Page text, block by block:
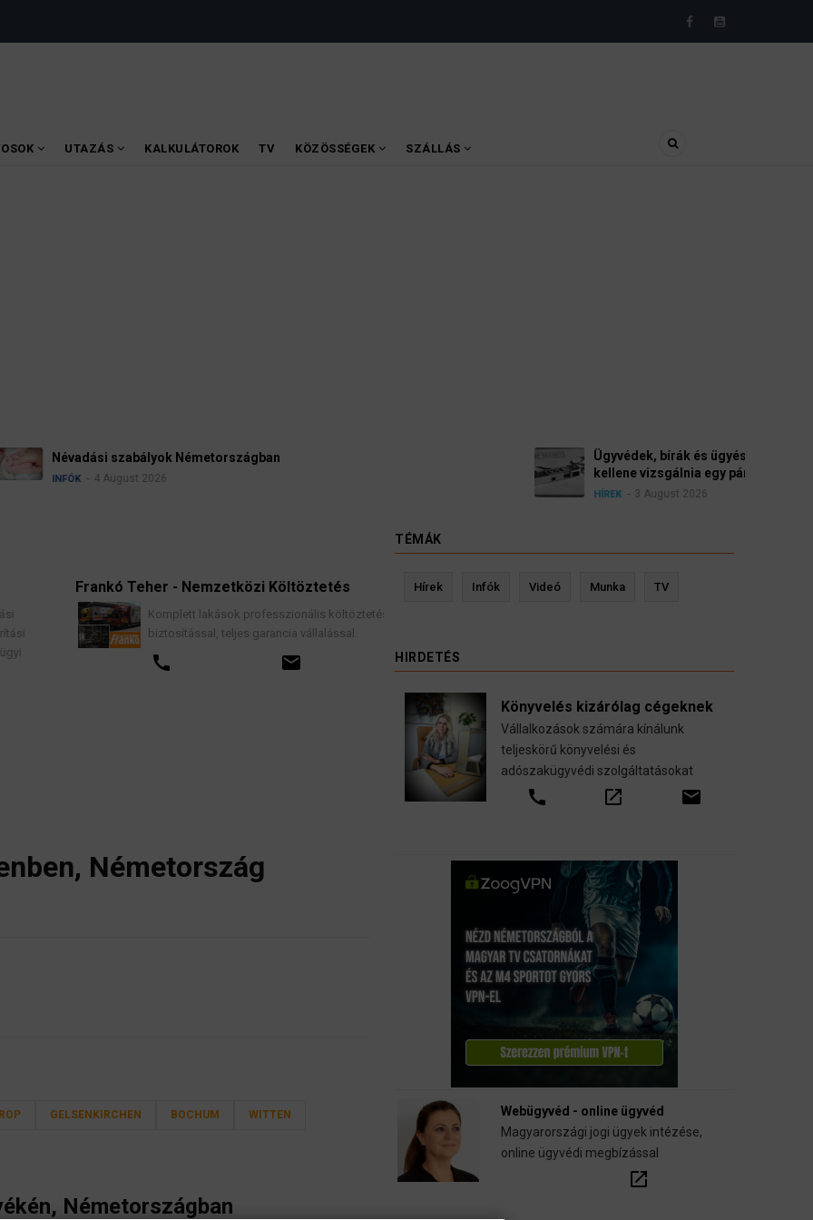
UTAZÁS KALKULÁTOROK TV KÖZÖSSÉGEK SZÁLLÁS
Ügyvédek, bírák és ügyészek szerint a német politikának mielőbb meg
kellene vizsgálnia egy pártbetiltási eljárás elindítását.
Frankó Teher - Nemzetközi Költöztetés
Komplett lakások professzionális költöztetése
biztosítással, teljes garancia vállalással.
Kevin Ressler biztosítási szakértő
Németország
GELSENKIRCHEN BOCHUM WITTEN
Németországban
TÉMÁK
Hírek Infók Videó Munka TV
HIRDETÉS
Könyvelés kizárólag cégeknek
Vállalkozások számára kínálunk
teljeskörű könyvelési és
adószakügyvédi szolgáltatásokat
call open_in_new email
Webügyvéd - online ügyvéd
Magyarországi jogi ügyek intézése,
online ügyvédi megbízással
open_in_new